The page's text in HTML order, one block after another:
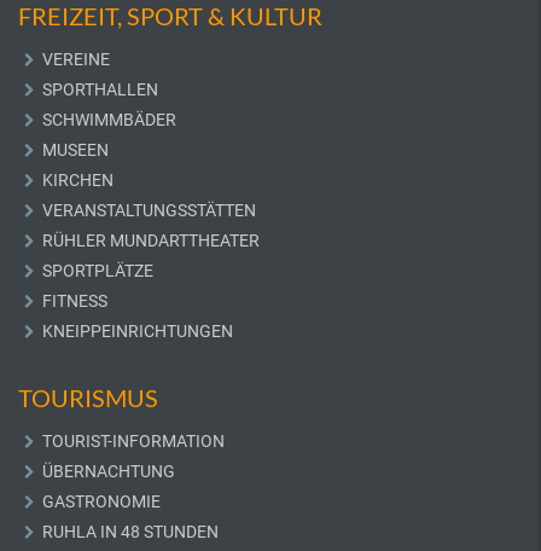
FREIZEIT, SPORT & KULTUR
VEREINE
SPORTHALLEN
SCHWIMMBÄDER
MUSEEN
KIRCHEN
VERANSTALTUNGSSTÄTTEN
RÜHLER MUNDARTTHEATER
SPORTPLÄTZE
FITNESS
KNEIPPEINRICHTUNGEN
TOURISMUS
TOURIST-INFORMATION
ÜBERNACHTUNG
GASTRONOMIE
RUHLA IN 48 STUNDEN